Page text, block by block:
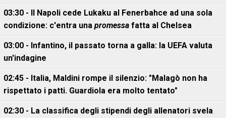
03:30 - Il Napoli cede Lukaku al Fenerbahce ad una sola
condizione: c'entra una promessa fatta al Chelsea
03:00 - Infantino, il passato torna a galla: la UEFA valuta
un'indagine
02:45 - Italia, Maldini rompe il silenzio: "Malagò non ha
rispettato i patti. Guardiola era molto tentato"
02:30 - La classifica degli stipendi degli allenatori svela